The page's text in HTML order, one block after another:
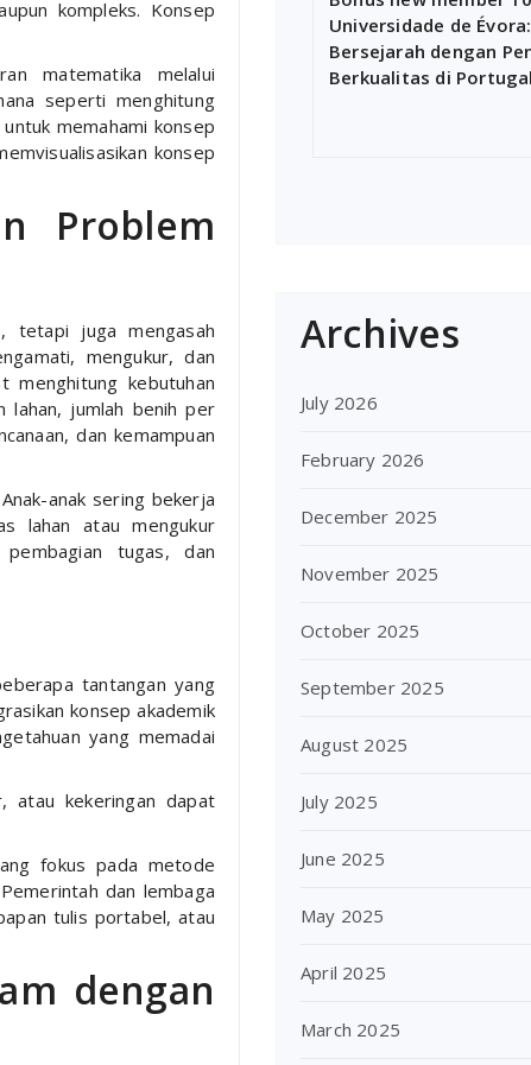
kompleks. Konsep
matematika melalui
seperti menghitung
memahami konsep
konsep
Problem
tetapi juga mengasah
mengukur, dan
menghitung kebutuhan
lahan, jumlah benih per
dan kemampuan
anak sering bekerja
lahan atau mengukur
tugas, dan
tantangan yang
konsep akademik
yang memadai
atau kekeringan dapat
fokus pada metode
dan lembaga
tulis portabel, atau
dengan
Universidade de
Bersejarah dengan
Berkualitas di Portugal
Archives
July 2026
February 2026
December 2025
November 2025
October 2025
September 2025
August 2025
July 2025
June 2025
May 2025
April 2025
March 2025